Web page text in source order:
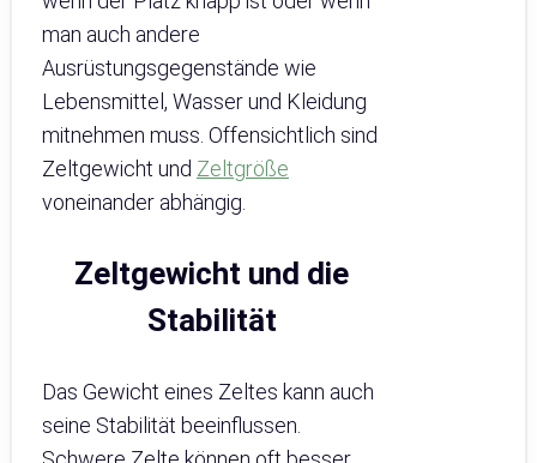
man auch andere
Ausrüstungsgegenstände wie
Lebensmittel, Wasser und Kleidung
mitnehmen muss. Offensichtlich sind
Zeltgewicht und Zeltgröße
voneinander abhängig.
Zeltgewicht und die
Stabilität
Das Gewicht eines Zeltes kann auch
seine Stabilität beeinflussen.